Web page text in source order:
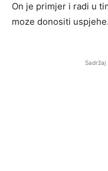
On je primjer i radi u
moze donositi uspjehe.
Sadržaj